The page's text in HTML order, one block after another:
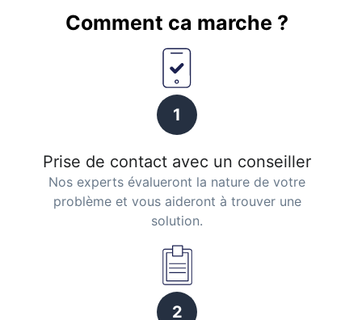
Comment ca marche ?
1
Prise de contact avec un conseiller
Nos experts évalueront la nature de votre
problème et vous aideront à trouver une
solution.
2